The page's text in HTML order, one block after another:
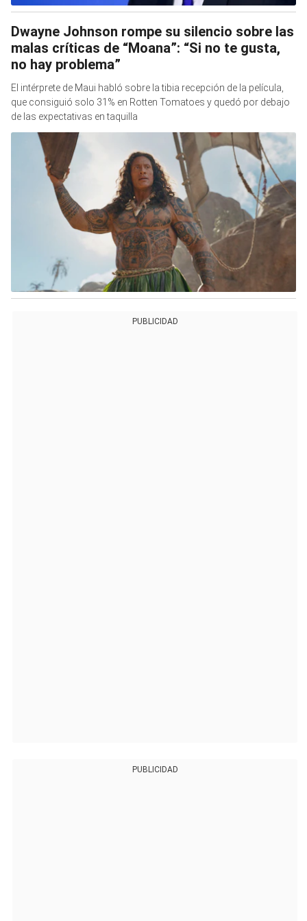
Dwayne Johnson rompe su silencio sobre las
malas críticas de “Moana”: “Si no te gusta,
no hay problema”
El intérprete de Maui habló sobre la tibia recepción de la película,
que consiguió solo 31% en Rotten Tomatoes y quedó por debajo
de las expectativas en taquilla
PUBLICIDAD
PUBLICIDAD